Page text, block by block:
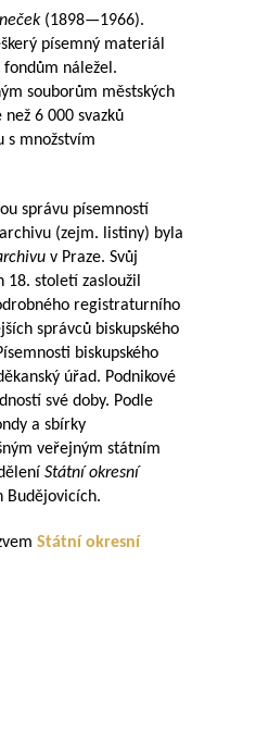
(1898—1966).
písemný materiál
fondům náležel.
souborům městských
než 6 000 svazků
s množstvím
správu písemností
(zejm. listiny) byla
v Praze. Svůj
18. století zasloužil
registraturního
správců biskupského
biskupského
úřad. Podnikové
své doby. Podle
a sbírky
veřejným státním
Státní okresní
Budějovicích.
Státní okresní